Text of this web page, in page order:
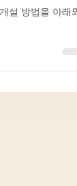
설 안내.